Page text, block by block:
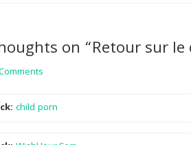
on “Retour sur
child porn